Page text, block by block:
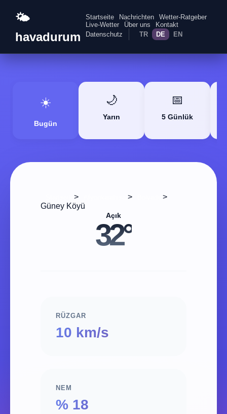
🌤️
havadurum
Startseite Nachrichten
Wetter-Ratgeber
Live-Wetter
Über uns
Kontakt
Datenschutz
TR DE EN
☀️
Bugün
🌙
Yarın
📅
5 Günlük
> >
>
Güney Köyü
Açık
32°
RÜZGAR
10 km/s
NEM
% 18